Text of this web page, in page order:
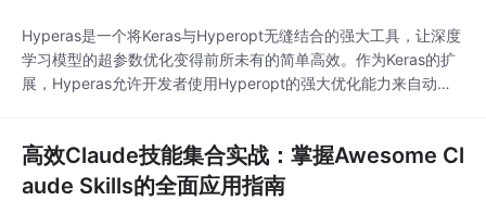
Hyperas是一个将Keras与Hyperopt无缝结合的强大工具，让深度
学习模型的超参数优化变得前所未有的简单高效。作为Keras的扩
展，Hyperas允许开发者使用Hyperopt的强大优化能力来自动搜
梁，它通过Jinja风格的模板语言在Ker
高效Claude技能集合实战：掌握Awesome Cl
aude Skills的全面应用指南